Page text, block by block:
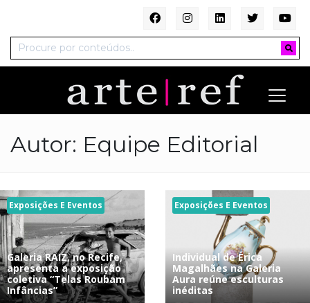
Autor: Equipe Editorial
Exposições E Eventos
Galeria RAIZ, no Recife,
apresenta a exposição
coletiva “Telas Roubam
Infâncias”
Exposições E Eventos
Individual de Érica
Magalhães na Galeria
Aura reúne esculturas
inéditas